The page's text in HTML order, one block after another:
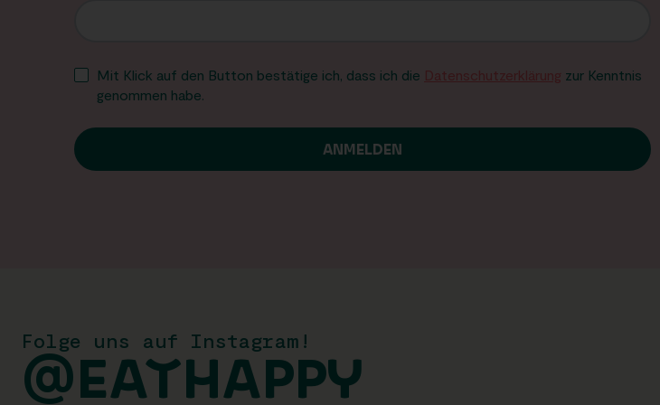
Mit Klick auf den Button bestätige ich, dass ich die Datenschutzerklärung zur Kenntnis
genommen habe.
Folge uns auf Instagram!
@EATHAPPY